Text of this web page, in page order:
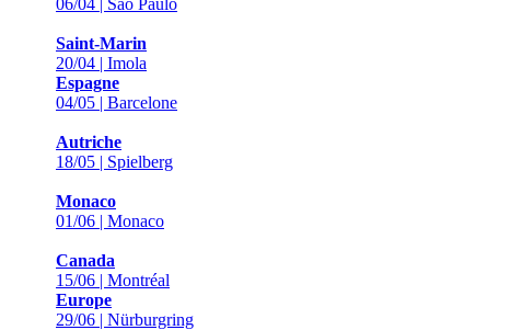
06/04 | São Paulo
Saint-Marin
20/04 | Imola
Espagne
04/05 | Barcelone
Autriche
18/05 | Spielberg
Monaco
01/06 | Monaco
Canada
15/06 | Montréal
Europe
29/06 | Nürburgring